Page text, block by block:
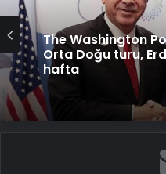
The Washington
Orta Doğu turu,
hafta